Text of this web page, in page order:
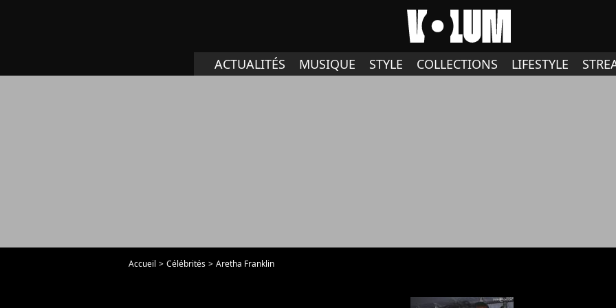
ACTUALITÉS MUSIQUE STYLE COLLECTIONS LIFESTYLE
Accueil Célébrités Aretha Franklin